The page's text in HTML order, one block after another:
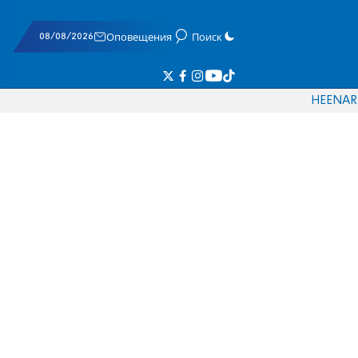
08/08/2026 Оповещения Поиск
HEENAR